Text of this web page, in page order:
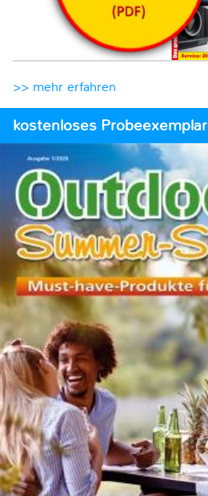
>> mehr erfahren
kostenloses Probeexemplar